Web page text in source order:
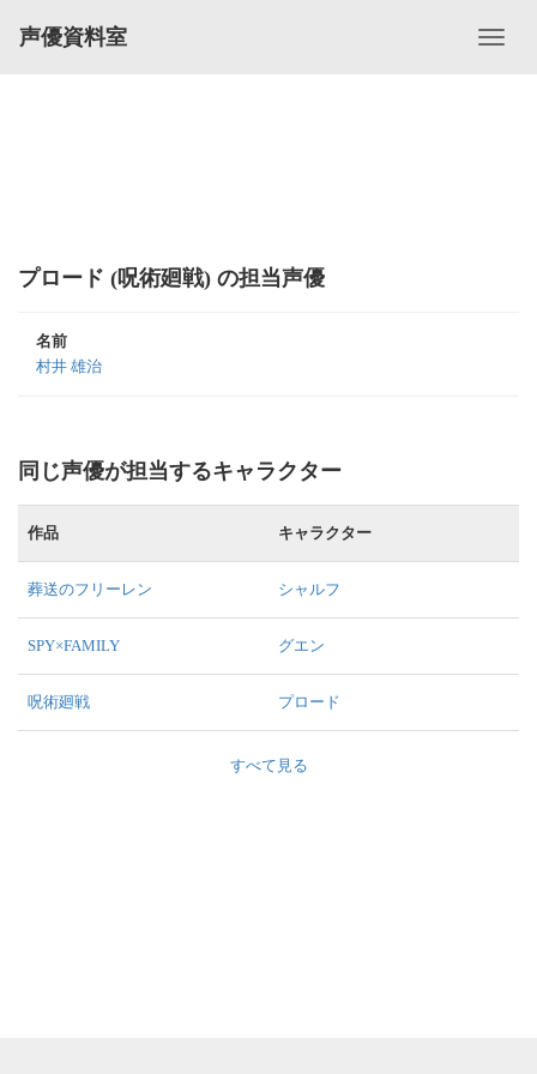
声優資料室
プロード (呪術廻戦) の担当声優
名前
村井 雄治
同じ声優が担当するキャラクター
作品 キャラクター
葬送のフリーレン シャルフ
SPY×FAMILY グエン
呪術廻戦 プロード
すべて見る